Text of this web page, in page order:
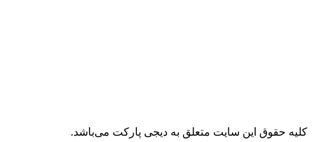
حقوق اين سايت متعلق به دیجی پارکت می‌باشد.